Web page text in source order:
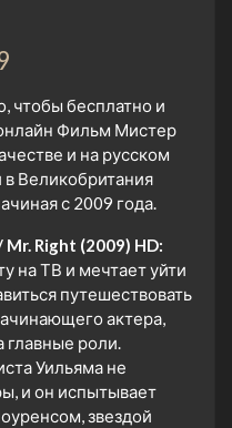
чтобы бесплатно и
Фильм Мистер
и на русском
Великобритания
с 2009 года.
Right (2009) HD:
на ТВ и мечтает уйти
путешествовать
актера,
главные роли.
Уильяма не
и он испытывает
звездой